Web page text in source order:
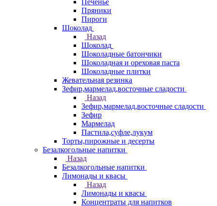
Печенье
Пряники
Пироги
Шоколад
Назад
Шоколад
Шоколадные батончики
Шоколадная и ореховая паста
Шоколадные плитки
Жевательная резинка
Зефир,мармелад,восточные сладости
Назад
Зефир,мармелад,восточные сладости
Зефир
Мармелад
Пастила,суфле,лукум
Торты,пирожные и десерты
Безалкогольные напитки
Назад
Безалкогольные напитки
Лимонады и квасы
Назад
Лимонады и квасы
Концентраты для напитков